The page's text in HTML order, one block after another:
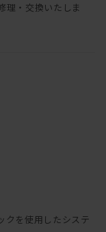
理・交換いたしま
クを使用したシステ